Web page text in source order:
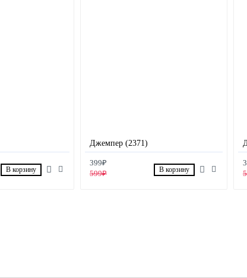
В корзину
Джемпер (2371)
399₽
599₽
В корзину